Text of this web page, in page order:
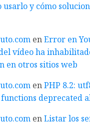
usarlo y cómo
enError en
vídeo ha
en otros sitios web
enPHP 8.2:
deprecated
enListar los